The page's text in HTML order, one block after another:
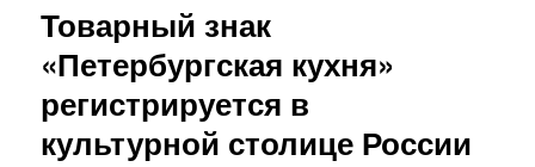
Товарный знак
«Петербургская кухня»
регистрируется в
культурной столице России